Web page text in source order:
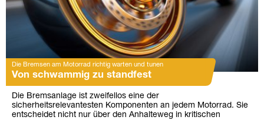
Die Bremsen am Motorrad richtig warten und tunen
Von schwammig zu standfest
Die Bremsanlage ist zweifellos eine der
sicherheitsrelevantesten Komponenten an jedem Motorrad. Sie
entscheidet nicht nur über den Anhalteweg in kritischen